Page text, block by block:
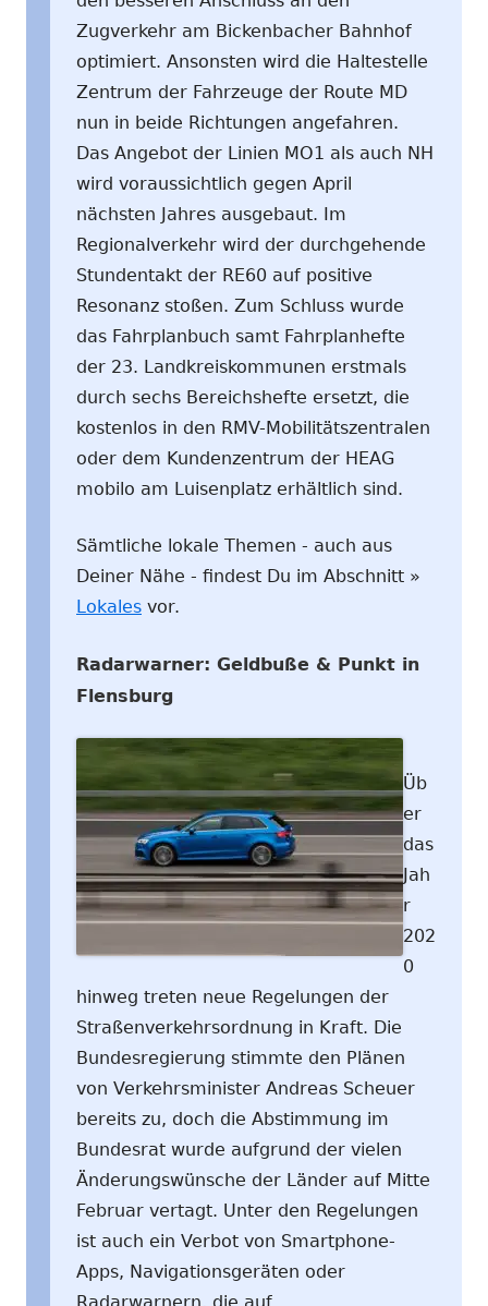
Zugverkehr am Bickenbacher Bahnhof
optimiert. Ansonsten wird die Haltestelle
Zentrum der Fahrzeuge der Route MD
nun in beide Richtungen angefahren.
Das Angebot der Linien MO1 als auch NH
wird voraussichtlich gegen April
nächsten Jahres ausgebaut. Im
Regionalverkehr wird der durchgehende
Stundentakt der RE60 auf positive
Resonanz stoßen. Zum Schluss wurde
das Fahrplanbuch samt Fahrplanhefte
der 23. Landkreiskommunen erstmals
durch sechs Bereichshefte ersetzt, die
kostenlos in den RMV-Mobilitätszentralen
oder dem Kundenzentrum der HEAG
mobilo am Luisenplatz erhältlich sind.
Sämtliche lokale Themen - auch aus
Deiner Nähe - findest Du im Abschnitt »
Lokales vor.
Radarwarner: Geldbuße & Punkt in
Flensburg
Üb
er
das
Jah
r
202
0
hinweg treten neue Regelungen der
Straßenverkehrsordnung in Kraft. Die
Bundesregierung stimmte den Plänen
von Verkehrsminister Andreas Scheuer
bereits zu, doch die Abstimmung im
Bundesrat wurde aufgrund der vielen
Änderungswünsche der Länder auf Mitte
Februar vertagt. Unter den Regelungen
ist auch ein Verbot von Smartphone-
Apps, Navigationsgeräten oder